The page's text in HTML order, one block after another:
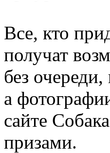
Все, кто
получат
без
а
сайте
призами.